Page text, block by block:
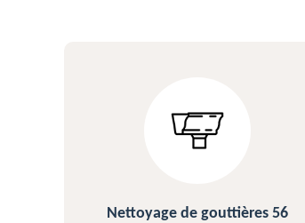
changement et pose de gouttière